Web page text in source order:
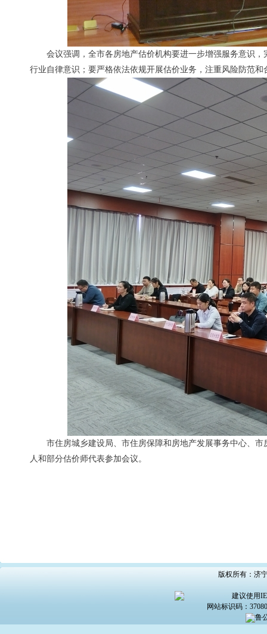
会议强调，全市各房地产估价机构要进一步增强服务意识
行业自律意识；要严格依法依规开展估价业务，注重风险防范
市住房城乡建设局、市住房保障和房地产发展事务中心、
人和部分估价师代表参加会议。
版权所有：济
建议使用
网站标识码：
鲁